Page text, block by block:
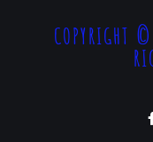
COPYRIGHT